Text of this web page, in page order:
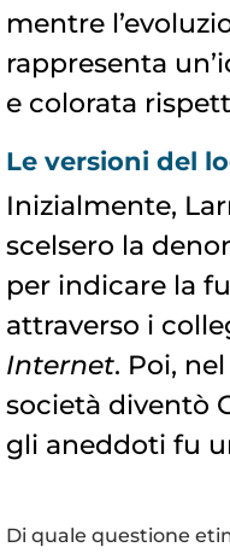
mentre
rappresenta
e colorata
Le versioni del
Inizialmente,
scelsero la
per indicare la
attraverso i
Internet. Poi,
società diventò
gli aneddoti fu
Di quale questione